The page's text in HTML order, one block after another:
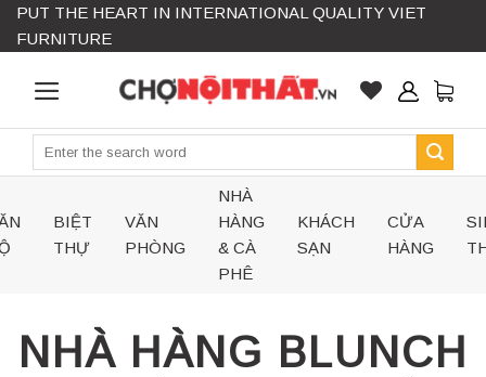
Skip
PUT THE HEART IN INTERNATIONAL QUALITY VIET
FURNITURE
Search
BIỆT
THỰ
VĂN
PHÒNG
NHÀ
HÀNG
& CÀ
PHÊ
KHÁCH
SẠN
CỬA
HÀNG
NHÀ HÀNG BLUNCH